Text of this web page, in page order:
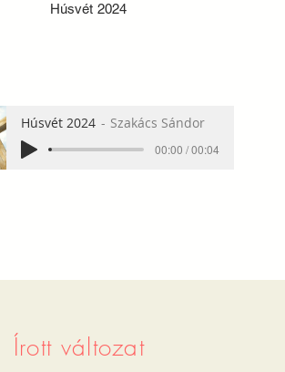
Húsvét 2024
Húsvét 2024 Szakács Sándor
00:00 / 00:04
Írott változat